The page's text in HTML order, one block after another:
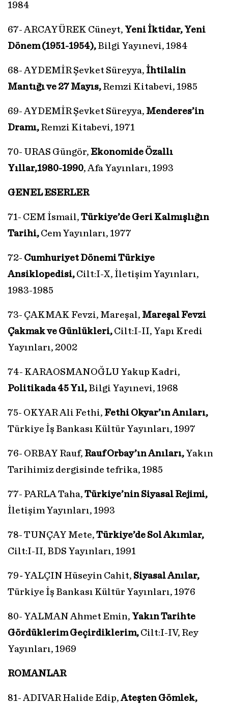
1984
67- ARCAYÜREK Cüneyt, Yeni İktidar, Yeni
Dönem (1951-1954), Bilgi Yayınevi, 1984
68- AYDEMİR Şevket Süreyya, İhtilalin
Mantığı ve 27 Mayıs, Remzi Kitabevi, 1985
69- AYDEMİR Şevket Süreyya, Menderes’in
Dramı, Remzi Kitabevi, 1971
70- URAS Güngör, Ekonomide Özallı
Yıllar,1980-1990, Afa Yayınları, 1993
GENEL ESERLER
71- CEM İsmail, Türkiye’de Geri Kalmışlığın
Tarihi, Cem Yayınları, 1977
72- Cumhuriyet Dönemi Türkiye
Ansiklopedisi, Cilt:I-X, İletişim Yayınları,
1983-1985
73- ÇAKMAK Fevzi, Mareşal, Mareşal Fevzi
Çakmak ve Günlükleri, Cilt:I-II, Yapı Kredi
Yayınları, 2002
74- KARAOSMANOĞLU Yakup Kadri,
Politikada 45 Yıl, Bilgi Yayınevi, 1968
75- OKYAR Ali Fethi, Fethi Okyar’ın Anıları,
Türkiye İş Bankası Kültür Yayınları, 1997
76- ORBAY Rauf, Rauf Orbay’ın Anıları, Yakın
Tarihimiz dergisinde tefrika, 1985
77- PARLA Taha, Türkiye’nin Siyasal Rejimi,
İletişim Yayınları, 1993
78- TUNÇAY Mete, Türkiye’de Sol Akımlar,
Cilt:I-II, BDS Yayınları, 1991
79-YALÇIN Hüseyin Cahit, Siyasal Anılar,
Türkiye İş Bankası Kültür Yayınları, 1976
80- YALMAN Ahmet Emin, Yakın Tarihte
Gördüklerim Geçirdiklerim, Cilt:I-IV, Rey
Yayınları, 1969
ROMANLAR
81- ADIVAR Halide Edip, Ateşten Gömlek,